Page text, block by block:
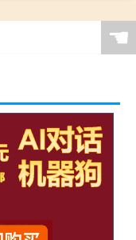
☚